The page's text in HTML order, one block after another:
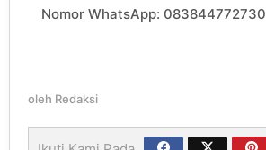
Nomor WhatsApp: 083844772730
oleh Redaksi